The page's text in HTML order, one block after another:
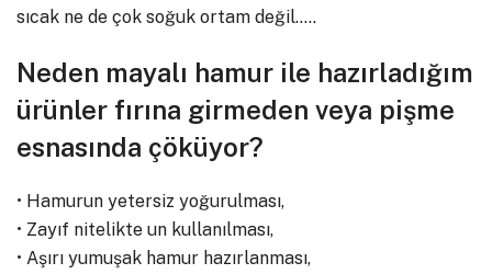
sıcak ne de çok soğuk ortam değil…..
Neden mayalı hamur ile hazırladığım
ürünler fırına girmeden veya pişme
esnasında çöküyor?
• Hamurun yetersiz yoğurulması,
• Zayıf nitelikte un kullanılması,
• Aşırı yumuşak hamur hazırlanması,